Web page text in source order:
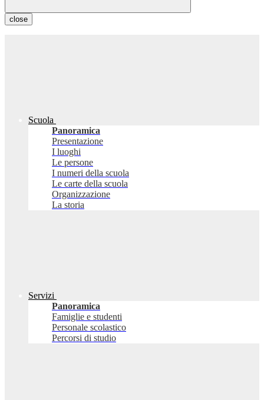
close
Scuola
Panoramica
Presentazione
I luoghi
Le persone
I numeri della scuola
Le carte della scuola
Organizzazione
La storia
Servizi
Panoramica
Famiglie e studenti
Personale scolastico
Percorsi di studio